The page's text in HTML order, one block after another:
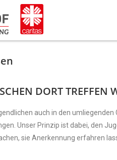
DORT TREFFEN
auch in den
Unser Prinzip ist dabei, den
sie Anerkennung erfahren